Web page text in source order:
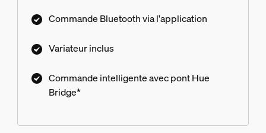
Commande Bluetooth via l'application
Variateur inclus
Commande intelligente avec pont Hue
Bridge*